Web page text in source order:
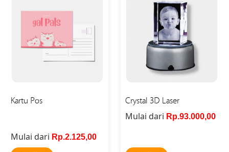
Kartu Pos
Mulai dari Rp.2.125,00
Crystal 3D Laser
Mulai dari Rp.93.000,00